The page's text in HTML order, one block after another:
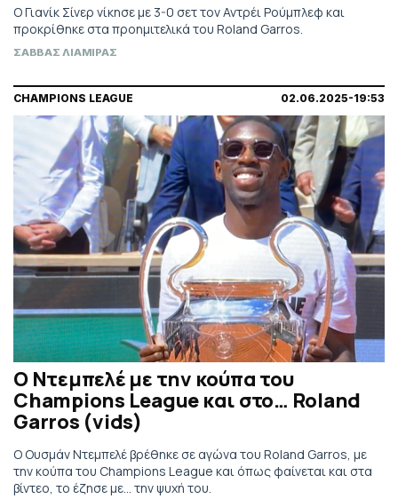
O Γιανίκ Σίνερ νίκησε με 3-0 σετ τον Αντρέι Ρούμπλεφ και
προκρίθηκε στα προημιτελικά του Roland Garros.
ΣΑΒΒΑΣ ΛΙΑΜΙΡΑΣ
CHAMPIONS LEAGUE 02.06.2025-19:53
Ο Ντεμπελέ με την κούπα του
Champions League και στο… Roland
Garros (vids)
Ο Ουσμάν Ντεμπελέ βρέθηκε σε αγώνα του Roland Garros, με
την κούπα του Champions League και όπως φαίνεται και στα
βίντεο, το έζησε με... την ψυχή του.